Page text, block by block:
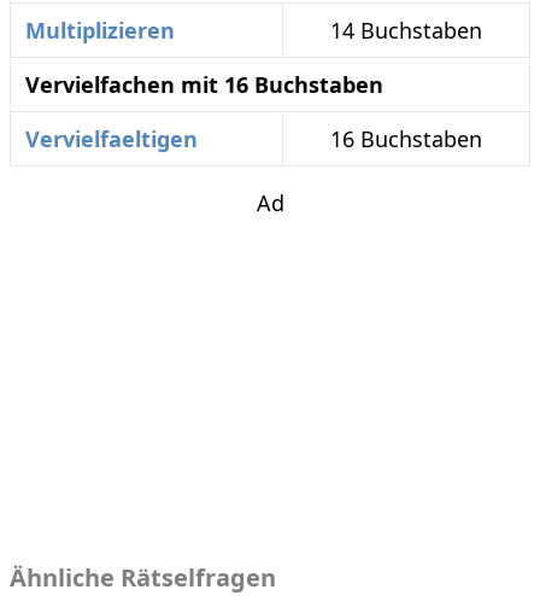
Multiplizieren
14 Buchstaben
Vervielfachen mit 16 Buchstaben
Vervielfaeltigen
16 Buchstaben
Ad
Ähnliche Rätselfragen